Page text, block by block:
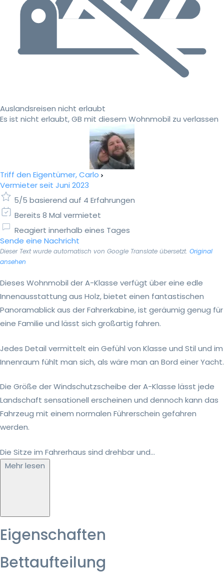
Auslandsreisen nicht erlaubt
Es ist nicht erlaubt, GB mit diesem Wohnmobil zu verlassen
Triff den Eigentümer, Carlo
Vermieter seit Juni 2023
5/5 basierend auf 4 Erfahrungen
Bereits 8 Mal vermietet
Reagiert innerhalb eines Tages
Sende eine Nachricht
Dieser Text wurde automatisch von Google Translate übersetzt. Original
ansehen
Dieses Wohnmobil der A-Klasse verfügt über eine edle
Innenausstattung aus Holz, bietet einen fantastischen
Panoramablick aus der Fahrerkabine, ist geräumig genug für
eine Familie und lässt sich großartig fahren.
Jedes Detail vermittelt ein Gefühl von Klasse und Stil und im
Innenraum fühlt man sich, als wäre man an Bord einer Yacht.
Die Größe der Windschutzscheibe der A-Klasse lässt jede
Landschaft sensationell erscheinen und dennoch kann das
Fahrzeug mit einem normalen Führerschein gefahren
werden.
Die Sitze im Fahrerhaus sind drehbar und...
Mehr lesen
Eigenschaften
Bettaufteilung